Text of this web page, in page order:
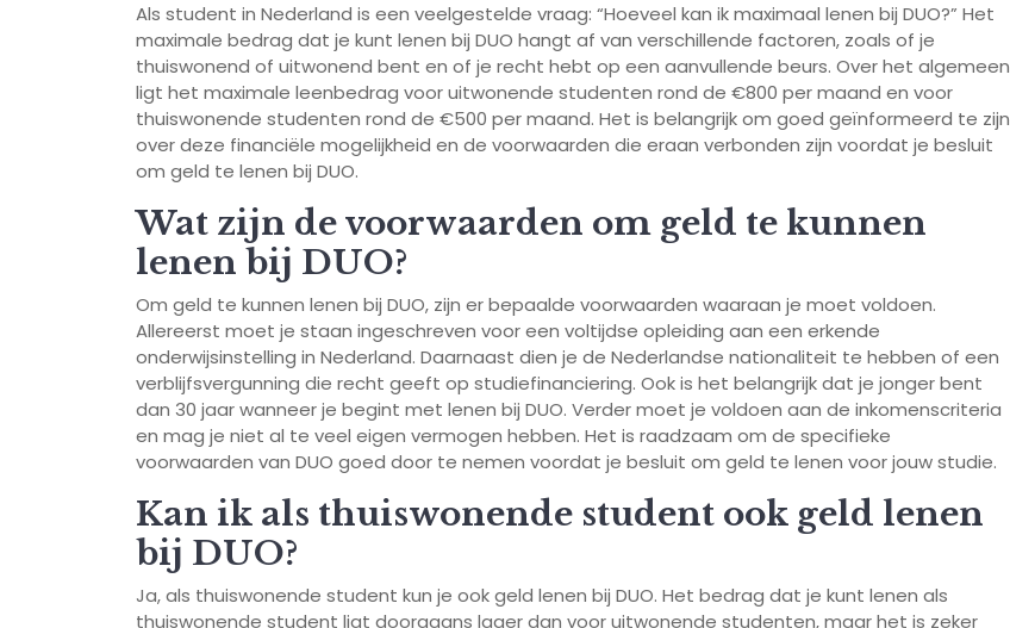
Als student in Nederland is een veelgestelde vraag: “Hoeveel kan ik maximaal lenen bij DUO?” Het
maximale bedrag dat je kunt lenen bij DUO hangt af van verschillende factoren, zoals of je
thuiswonend of uitwonend bent en of je recht hebt op een aanvullende beurs. Over het algemeen
ligt het maximale leenbedrag voor uitwonende studenten rond de €800 per maand en voor
thuiswonende studenten rond de €500 per maand. Het is belangrijk om goed geïnformeerd te zijn
over deze financiële mogelijkheid en de voorwaarden die eraan verbonden zijn voordat je besluit
om geld te lenen bij DUO.
Wat zijn de voorwaarden om geld te kunnen
lenen bij DUO?
Om geld te kunnen lenen bij DUO, zijn er bepaalde voorwaarden waaraan je moet voldoen.
Allereerst moet je staan ingeschreven voor een voltijdse opleiding aan een erkende
onderwijsinstelling in Nederland. Daarnaast dien je de Nederlandse nationaliteit te hebben of een
verblijfsvergunning die recht geeft op studiefinanciering. Ook is het belangrijk dat je jonger bent
dan 30 jaar wanneer je begint met lenen bij DUO. Verder moet je voldoen aan de inkomenscriteria
en mag je niet al te veel eigen vermogen hebben. Het is raadzaam om de specifieke
voorwaarden van DUO goed door te nemen voordat je besluit om geld te lenen voor jouw studie.
Kan ik als thuiswonende student ook geld lenen
bij DUO?
Ja, als thuiswonende student kun je ook geld lenen bij DUO. Het bedrag dat je kunt lenen als
thuiswonende student ligt doorgaans lager dan voor uitwonende studenten, maar het is zeker